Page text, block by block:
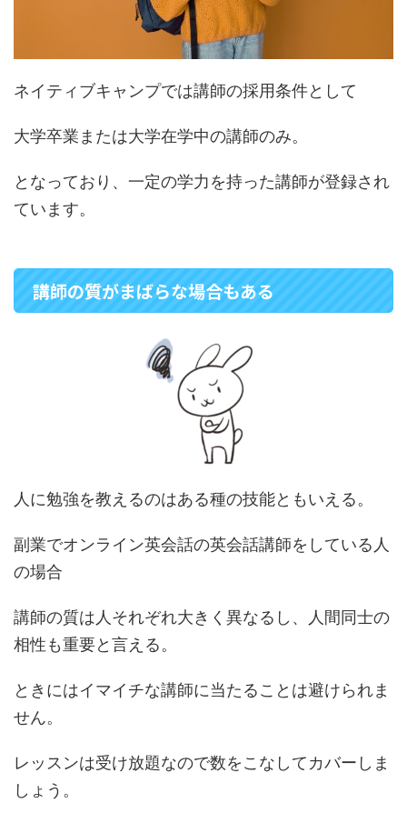
ネイティブキャンプでは講師の採用条件として
大学卒業または大学在学中の講師のみ。
となっており、一定の学力を持った講師が登録され
ています。
講師の質がまばらな場合もある
人に勉強を教えるのはある種の技能ともいえる。
副業でオンライン英会話の英会話講師をしている人
の場合
講師の質は人それぞれ大きく異なるし、人間同士の
相性も重要と言える。
ときにはイマイチな講師に当たることは避けられま
せん。
レッスンは受け放題なので数をこなしてカバーしま
しょう。